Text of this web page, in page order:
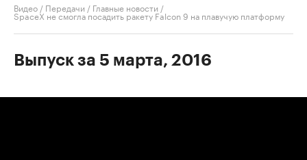
Видео / Передачи / Главные новости /
SpaceX не смогла посадить ракету Falcon 9 на плавучую платформу
Выпуск за 5 марта, 2016